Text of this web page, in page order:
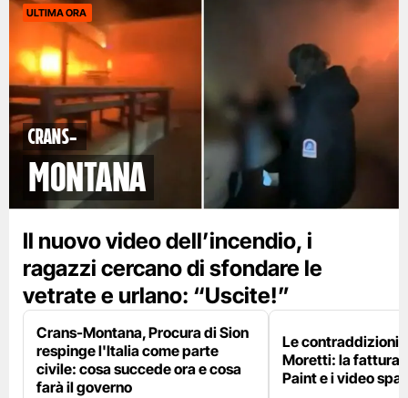
ULTIMA ORA
Crans-
Montana
Il nuovo video dell’incendio, i
ragazzi cercano di sfondare le
vetrate e urlano: “Uscite!”
Crans-Montana, Procura di Sion
respinge l'Italia come parte
civile: cosa succede ora e cosa
farà il governo
Le contraddizioni
Moretti: la fattura
Paint e i video